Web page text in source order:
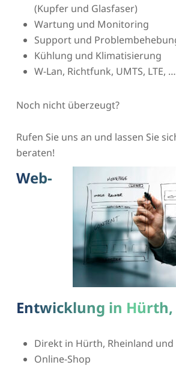
(Kupfer und Glasfaser)
Wartung und Monitoring
Support und
Kühlung und Klimatisierung
W-Lan, Richtfunk, UMTS, LTE, …
Noch nicht überzeugt?
Rufen Sie uns an und lassen Sie
beraten!
Web-
Entwicklung in Hürth,
Direkt in Hürth, Rheinland
Online-Shop